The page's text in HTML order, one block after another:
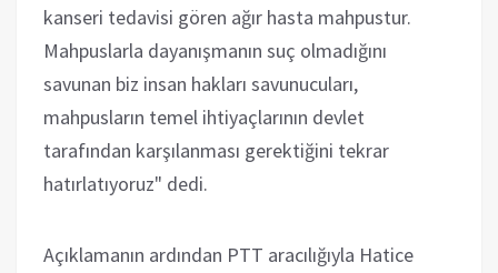
kanseri tedavisi gören ağır hasta mahpustur.
Mahpuslarla dayanışmanın suç olmadığını
savunan biz insan hakları savunucuları,
mahpusların temel ihtiyaçlarının devlet
tarafından karşılanması gerektiğini tekrar
hatırlatıyoruz" dedi.
Açıklamanın ardından PTT aracılığıyla Hatice